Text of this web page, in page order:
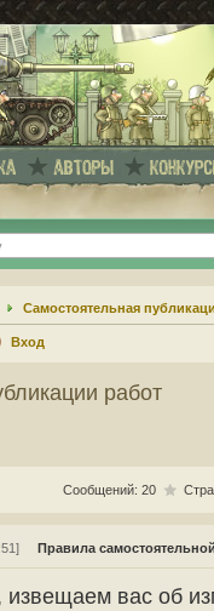
Самостоятельная
Вход
работ
Сообщений: 20
Правила
извещаем вас об